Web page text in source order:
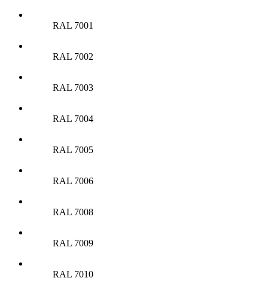
RAL 7001
RAL 7002
RAL 7003
RAL 7004
RAL 7005
RAL 7006
RAL 7008
RAL 7009
RAL 7010